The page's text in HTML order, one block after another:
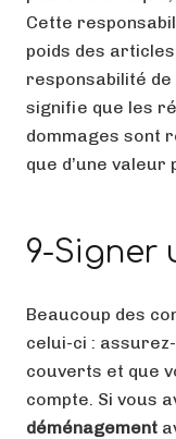
Cette
poids des
responsabilité
signifie que les
dommages sont
que d’une valeur
9-Signer
Beaucoup des
celui-ci :
couverts et que
compte. Si vous
déménagement